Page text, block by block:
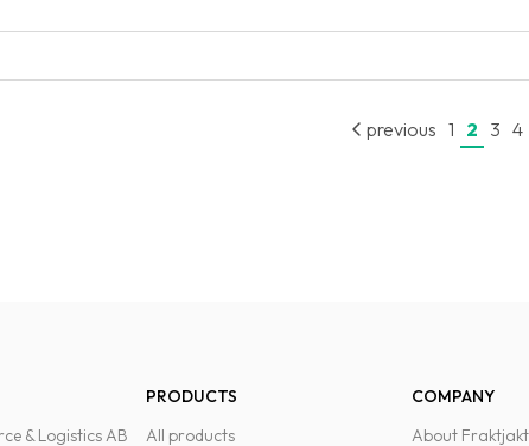
previous 1 2 3 4
& Logistics AB
PRODUCTS
All products
COMPANY
About Fraktjakt